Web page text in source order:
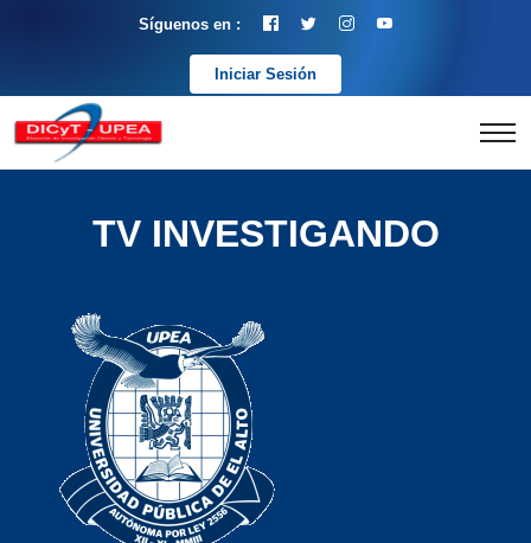
Síguenos en :
Iniciar Sesión
TV INVESTIGANDO